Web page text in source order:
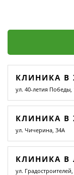
КЛИНИКА В
ул. 40-летия Победы,
КЛИНИКА В
ул. Чичерина, 34А
КЛИНИКА В
ул.